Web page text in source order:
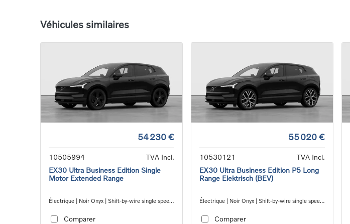
Véhicules similaires
54 230 €
10505994
TVA Incl.
EX30 Ultra Business Edition Single
Motor Extended Range
Électrique | Noir Onyx | Shift-by-wire single speed
Comparer
55 020 €
10530121
TVA Incl.
EX30 Ultra Business Edition P5 Long
Range Elektrisch (BEV)
Électrique | Noir Onyx | Shift-by-wire single speed
Comparer